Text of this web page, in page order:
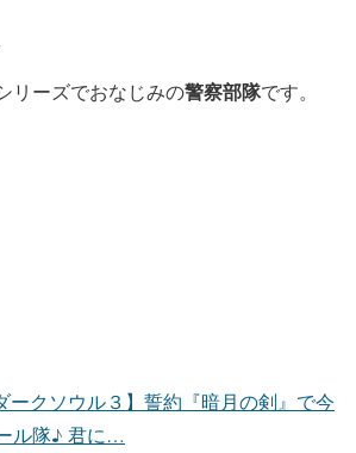
リーズでおなじみの警察部隊です。
ークソウル３】誓約『暗月の剣』で今
ル隊♪ 君に…